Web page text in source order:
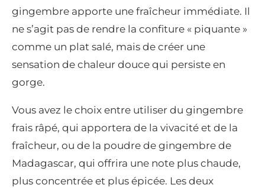
gingembre apporte une fraîcheur immédiate. Il
ne s’agit pas de rendre la confiture « piquante »
comme un plat salé, mais de créer une
sensation de chaleur douce qui persiste en
gorge.
Vous avez le choix entre utiliser du gingembre
frais râpé, qui apportera de la vivacité et de la
fraîcheur, ou de la poudre de gingembre de
Madagascar, qui offrira une note plus chaude,
plus concentrée et plus épicée. Les deux